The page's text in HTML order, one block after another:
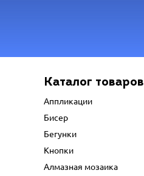
Каталог товаров
Аппликации
Бисер
Бегунки
Кнопки
Алмазная мозаика